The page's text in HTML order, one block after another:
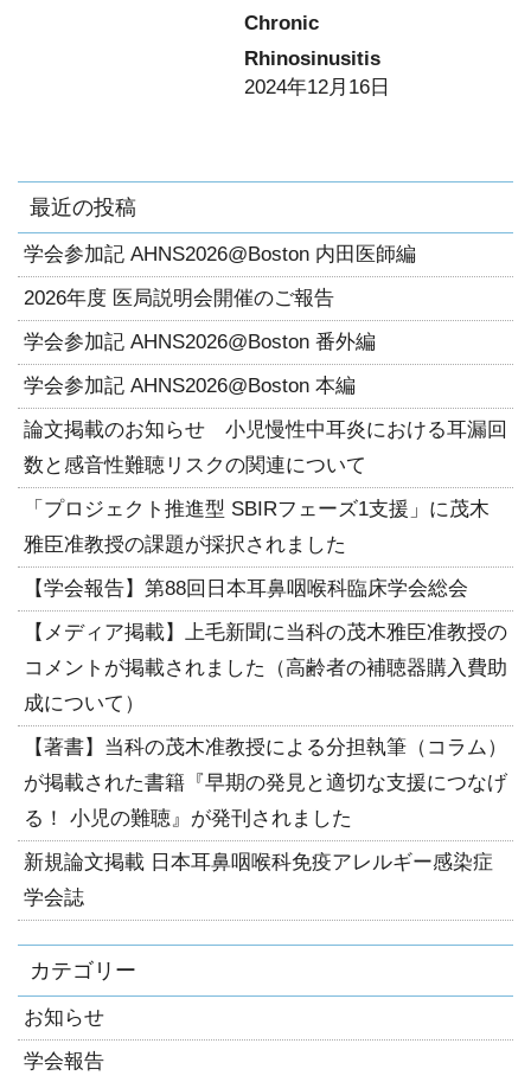
Chronic
Rhinosinusitis
2024年12月16日
最近の投稿
学会参加記 AHNS2026@Boston 内田医師編
2026年度 医局説明会開催のご報告
学会参加記 AHNS2026@Boston 番外編
学会参加記 AHNS2026@Boston 本編
論文掲載のお知らせ 小児慢性中耳炎における耳漏回
数と感音性難聴リスクの関連について
「プロジェクト推進型 SBIRフェーズ1支援」に茂木
雅臣准教授の課題が採択されました
【学会報告】第88回日本耳鼻咽喉科臨床学会総会
【メディア掲載】上毛新聞に当科の茂木雅臣准教授の
コメントが掲載されました（高齢者の補聴器購入費助
成について）
【著書】当科の茂木准教授による分担執筆（コラム）
が掲載された書籍『早期の発見と適切な支援につなげ
る！ 小児の難聴』が発刊されました
新規論文掲載 日本耳鼻咽喉科免疫アレルギー感染症
学会誌
カテゴリー
お知らせ
学会報告